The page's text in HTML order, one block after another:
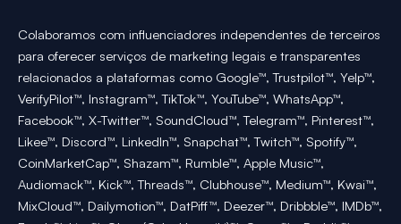
Colaboramos com influenciadores independentes de terceiros
para oferecer serviços de marketing legais e transparentes
relacionados a plataformas como Google™, Trustpilot™, Yelp™,
VerifyPilot™, Instagram™, TikTok™, YouTube™, WhatsApp™,
Facebook™, X-Twitter™, SoundCloud™, Telegram™, Pinterest™,
Likee™, Discord™, LinkedIn™, Snapchat™, Twitch™, Spotify™,
CoinMarketCap™, Shazam™, Rumble™, Apple Music™,
Audiomack™, Kick™, Threads™, Clubhouse™, Medium™, Kwai™,
MixCloud™, Dailymotion™, DatPiff™, Deezer™, Dribbble™, IMDb™,